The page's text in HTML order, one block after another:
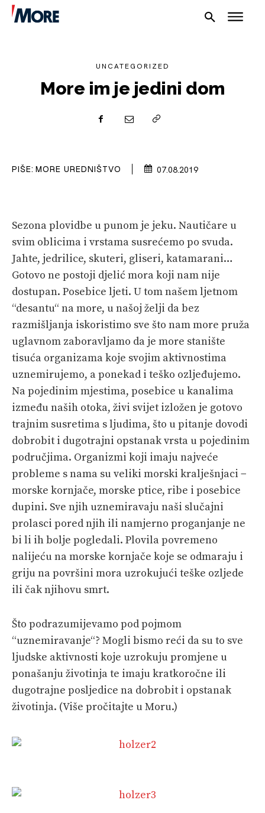
PLOVILA
SPIZA
VELIKE PRIČE
PRETPLATA
SHOP
UNCATEGORIZED
More im je jedini dom
PIŠE: MORE UREDNIŠTVO 07.08.2019
Sezona plovidbe u punom je jeku. Nautičare u
svim oblicima i vrstama susrećemo po svuda.
Jahte, jedrilice, skuteri, gliseri, katamarani…
Gotovo ne postoji djelić mora koji nam nije
dostupan. Posebice ljeti. U tom našem ljetnom
“desantu“ na more, u našoj želji da bez
razmišljanja iskoristimo sve što nam more pruža
uglavnom zaboravljamo da je more stanište
tisuća organizama koje svojim aktivnostima
uznemirujemo, a ponekad i teško ozljeđujemo.
Na pojedinim mjestima, posebice u kanalima
između naših otoka, živi svijet izložen je gotovo
trajnim susretima s ljudima, što u pitanje dovodi
dobrobit i dugotrajni opstanak vrsta u pojedinim
područjima. Organizmi koji imaju najveće
probleme s nama su veliki morski kralješnjaci −
morske kornjače, morske ptice, ribe i posebice
dupini. Sve njih uznemiravaju naši slučajni
prolasci pored njih ili namjerno proganjanje ne
bi li ih bolje pogledali. Plovila povremeno
nalijeću na morske kornjače koje se odmaraju i
griju na površini mora uzrokujući teške ozljede
ili čak njihovu smrt.
Što podrazumijevamo pod pojmom
“uznemiravanje“? Mogli bismo reći da su to sve
ljudske aktivnosti koje uzrokuju promjene u
ponašanju životinja te imaju kratkoročne ili
dugotrajne posljedice na dobrobit i opstanak
životinja. (Više pročitajte u Moru.)